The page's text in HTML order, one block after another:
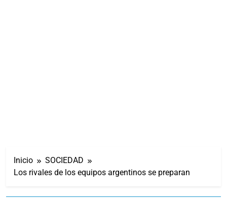
Inicio
SOCIEDAD
Los rivales de los equipos argentinos se preparan